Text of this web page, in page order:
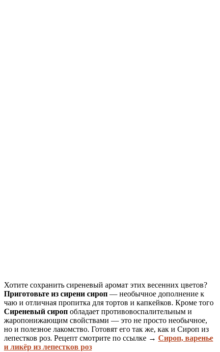
Хотите сохранить сиреневый аромат этих весенних цветов?
Приготовьте из сирени сироп — необычное дополнение к
чаю и отличная пропитка для тортов и капкейков. Кроме того
Сиреневый сироп обладает противовоспалительным и
жаропонижающим свойствами — это не просто необычное,
но и полезное лакомство. Готовят его так же, как и Сироп из
лепестков роз. Рецепт смотрите по ссылке → Сироп, варенье
и ликёр из лепестков роз